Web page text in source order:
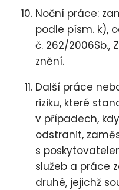
Noční práce:
podle písm. k),
č. 262/2006Sb.,
znění.
Další práce
riziku, které
v případech,
odstranit,
s
služeb a práce
druhé, jejichž